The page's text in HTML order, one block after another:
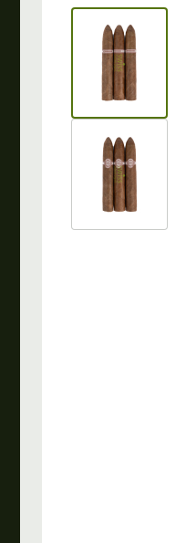
View